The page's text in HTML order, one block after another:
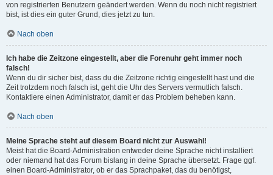
von registrierten Benutzern geändert werden. Wenn du noch nicht registriert
bist, ist dies ein guter Grund, dies jetzt zu tun.
Nach oben
Ich habe die Zeitzone eingestellt, aber die Forenuhr geht immer noch
falsch!
Wenn du dir sicher bist, dass du die Zeitzone richtig eingestellt hast und die
Zeit trotzdem noch falsch ist, geht die Uhr des Servers vermutlich falsch.
Kontaktiere einen Administrator, damit er das Problem beheben kann.
Nach oben
Meine Sprache steht auf diesem Board nicht zur Auswahl!
Meist hat die Board-Administration entweder deine Sprache nicht installiert
oder niemand hat das Forum bislang in deine Sprache übersetzt. Frage ggf.
einen Board-Administrator, ob er das Sprachpaket, das du benötigst,